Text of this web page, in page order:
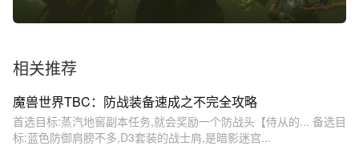
相关推荐
魔兽世界TBC：防战装备速成之不完全攻略
首选目标:蒸汽地窖副本任务,就会奖励一个防战头【侍从的... 备选目
标:蓝色防御肩膀不多,D3套装的战士肩,是暗影迷宫...